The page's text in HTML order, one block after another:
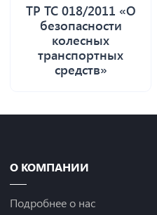
ТР ТС 018/2011 «О
безопасности
колесных
транспортных
средств»
О КОМПАНИИ
Подробнее о нас